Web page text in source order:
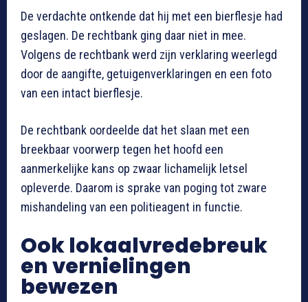
De verdachte ontkende dat hij met een bierflesje had
geslagen. De rechtbank ging daar niet in mee.
Volgens de rechtbank werd zijn verklaring weerlegd
door de aangifte, getuigenverklaringen en een foto
van een intact bierflesje.
De rechtbank oordeelde dat het slaan met een
breekbaar voorwerp tegen het hoofd een
aanmerkelijke kans op zwaar lichamelijk letsel
opleverde. Daarom is sprake van poging tot zware
mishandeling van een politieagent in functie.
Ook lokaalvredebreuk
en vernielingen
bewezen